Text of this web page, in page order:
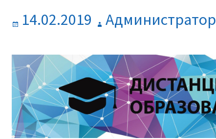
Опубликовано
14.02.2019 Автор
Администратор